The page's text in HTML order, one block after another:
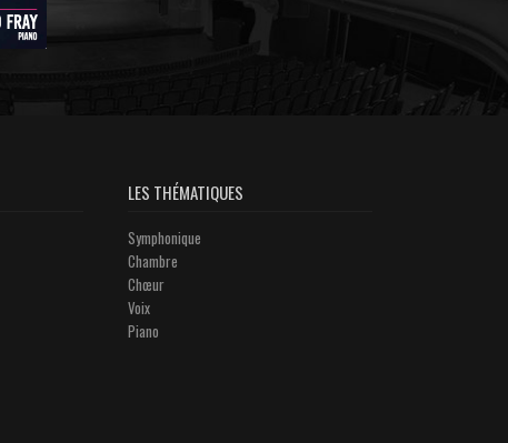
LES THÉMATIQUES
Symphonique
Chambre
Chœur
Voix
Piano